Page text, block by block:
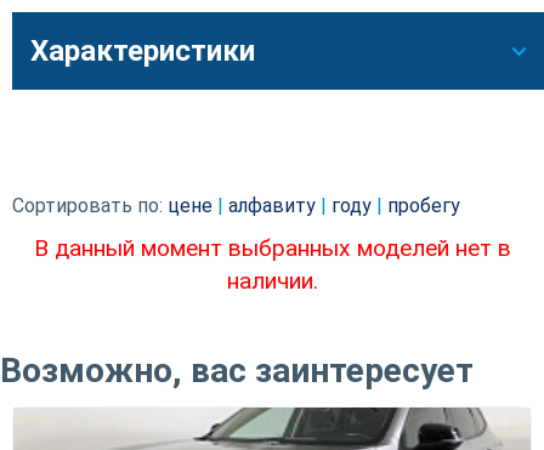
Характеристики
Сортировать по: цене алфавиту году пробегу
В данный момент выбранных моделей нет в
наличии.
Возможно, вас заинтересует